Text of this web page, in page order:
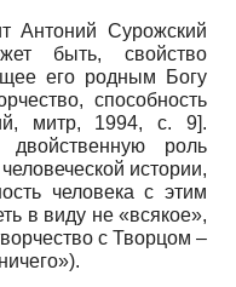
Антоний Сурожский
быть, свойство
его родным Богу
способность
митр, 1994, с. 9].
роль
истории,
человека с этим
в виду не «всякое»,
с Творцом –